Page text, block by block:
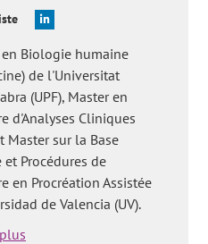
Biologie humaine
de l'Universitat
(UPF), Master en
d'Analyses Cliniques
Master sur la Base
Procédures de
en Procréation Assistée
de Valencia (UV).